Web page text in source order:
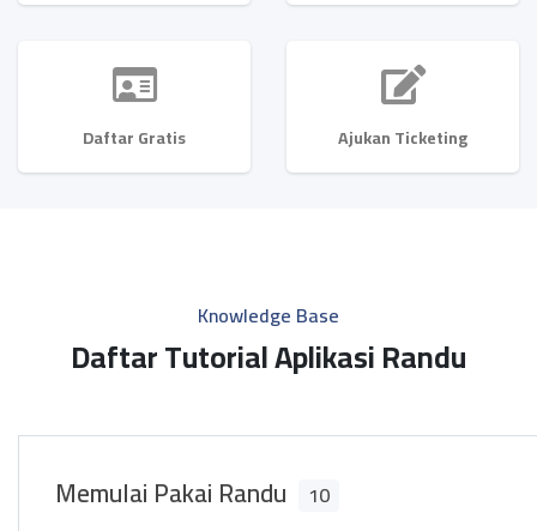
Daftar Gratis Ajukan Ticketing
Knowledge Base
Daftar Tutorial Aplikasi Randu
Memulai Pakai Randu
10